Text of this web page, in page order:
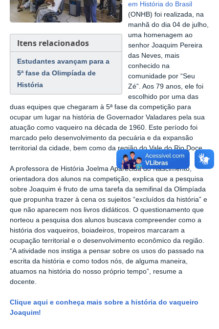
Itens relacionados
Estudantes avançam para a
5ª fase da Olimpíada de
História
em História do Brasil
(ONHB) foi realizada, na
manhã do dia 04 de julho,
uma homenagem ao
senhor Joaquim Pereira
das Neves, mais
conhecido na
comunidade por “Seu
Zé”. Aos 79 anos, ele foi
escolhido por uma das
duas equipes que chegaram à 5ª fase da competição para
ocupar um lugar na história de Governador Valadares pela sua
atuação como vaqueiro na década de 1960. Este período foi
marcado pelo desenvolvimento da pecuária e da expansão
territorial da cidade, bem como da região do Vale do Rio Doce.
A professora de História Joelma Aparecida do Nascimento,
orientadora dos alunos na competição, explica que a pesquisa
sobre Joaquim é fruto de uma tarefa da semifinal da Olimpíada
que propunha trazer à cena os sujeitos “excluídos da história” e
que não aparecem nos livros didáticos. O questionamento que
norteou a pesquisa dos alunos buscava compreender como a
história dos vaqueiros, boiadeiros, tropeiros marcaram a
ocupação territorial e o desenvolvimento econômico da região.
“A atividade nos instiga a pensar sobre os usos do passado na
escrita da história e como todos nós, de alguma maneira,
atuamos na história do nosso próprio tempo”, resume a
docente.
Clique aqui e conheça mais sobre a história do vaqueiro
Joaquim!